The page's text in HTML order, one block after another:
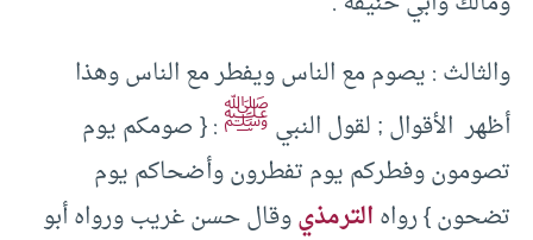
والثالث : يصوم مع الناس ويفطر مع الناس وهذا
أظهر الأقوال ; لقول النبيﷺ: { صومكم يوم
تصومون وفطركم يوم تفطرون وأضحاكم يوم
تضحون } رواهالترمذيوقال حسن غريب ورواه أبو